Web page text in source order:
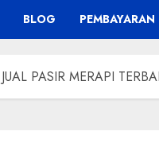
BLOG PEMBAYARAN
JUAL PASIR MERAPI